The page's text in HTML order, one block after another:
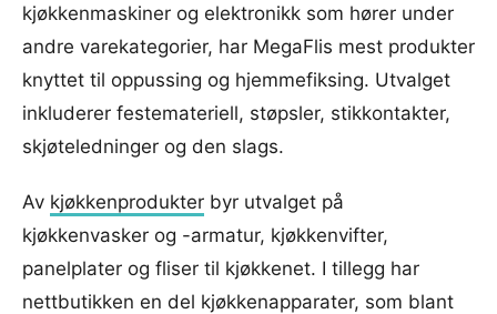
kjøkkenmaskiner og elektronikk som hører under
andre varekategorier, har MegaFlis mest produkter
knyttet til oppussing og hjemmefiksing. Utvalget
inkluderer festemateriell, støpsler, stikkontakter,
skjøteledninger og den slags.
Av kjøkkenprodukter byr utvalget på
kjøkkenvasker og -armatur, kjøkkenvifter,
panelplater og fliser til kjøkkenet. I tillegg har
nettbutikken en del kjøkkenapparater, som blant